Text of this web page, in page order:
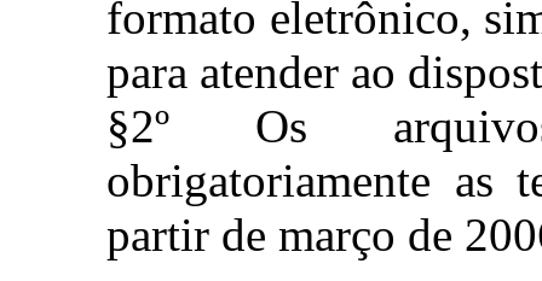
formato eletrônico,
para atender ao
§2º Os
obrigatoriamente as
partir de março de